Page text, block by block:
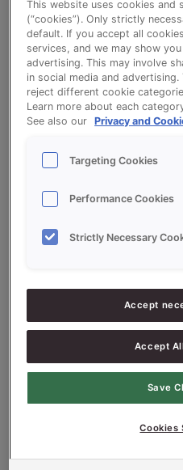
Stokbrood
Bekijk het recept voor
(Rijsonderbreking)
10000 g - 100%
PROSON
Zout
This website uses cookies and
(“cookies”). Only strictly
default. If you accept all
services, and we may show
advertising. This may involve
in social media and
reject different cookie
Learn more about each
See also our
Privacy and
Targeting Cookies
Performance Cookies
Strictly Necessary
Accept
Accept
Save
Cookies